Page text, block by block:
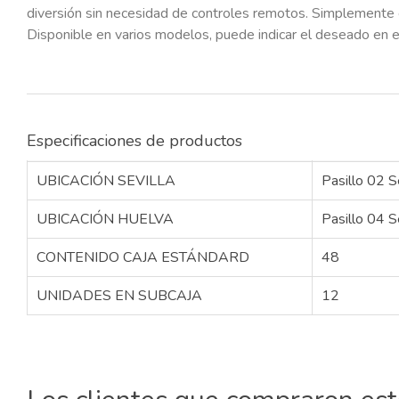
diversión sin necesidad de controles remotos.
Disponible en varios modelos, puede indicar el deseado
Especificaciones de productos
UBICACIÓN SEVILLA
Pasillo 02
UBICACIÓN HUELVA
Pasillo 04
CONTENIDO CAJA ESTÁNDARD
48
UNIDADES EN SUBCAJA
12